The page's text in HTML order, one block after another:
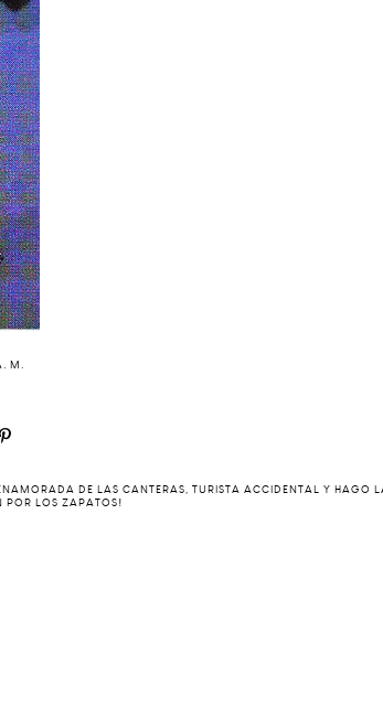
M.
DE LAS CANTERAS, TURISTA ACCIDENTAL Y HAGO
POR LOS ZAPATOS!